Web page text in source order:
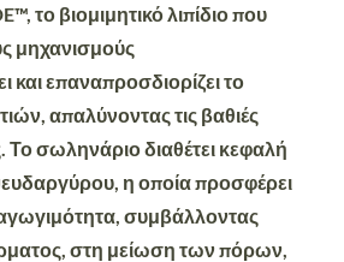
™, το βιομιμητικό λιπίδιο που
μηχανισμούς
και επαναπροσδιορίζει το
απαλύνονταςτις βαθιές
Τοσωληνάριοδιαθέτει κεφαλή
η οποία προσφέρει
αγωγιμότητα, συμβάλλοντας
, στη μείωση των πόρων,